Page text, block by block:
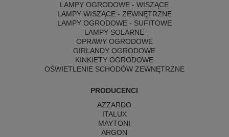
LAMPY OGRODOWE - WISZĄCE
LAMPY WISZĄCE - ZEWNĘTRZNE
LAMPY OGRODOWE - SUFITOWE
LAMPY SOLARNE
OPRAWY OGRODOWE
GIRLANDY OGRODOWE
KINKIETY OGRODOWE
OŚWIETLENIE SCHODÓW ZEWNĘTRZNE
PRODUCENCI
AZZARDO
ITALUX
MAYTONI
ARGON